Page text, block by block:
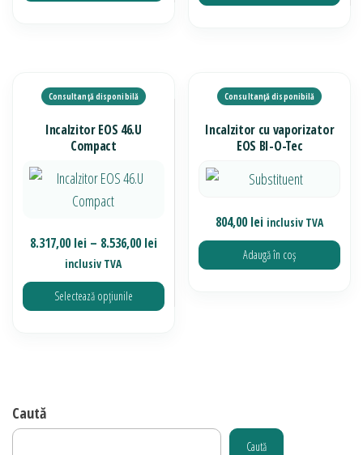
Incalzitor EOS 46.U
Compact
8.317,00lei – 8.536,00leiInterval
prețuri:
8.317,00 lei
inclusiv TVA
Selectează opțiunile
multe
Incalzitor cu vaporizator
EOS BI-O-Tec
804,00lei inclusiv TVA
Adaugă în coș
Caută
Caută